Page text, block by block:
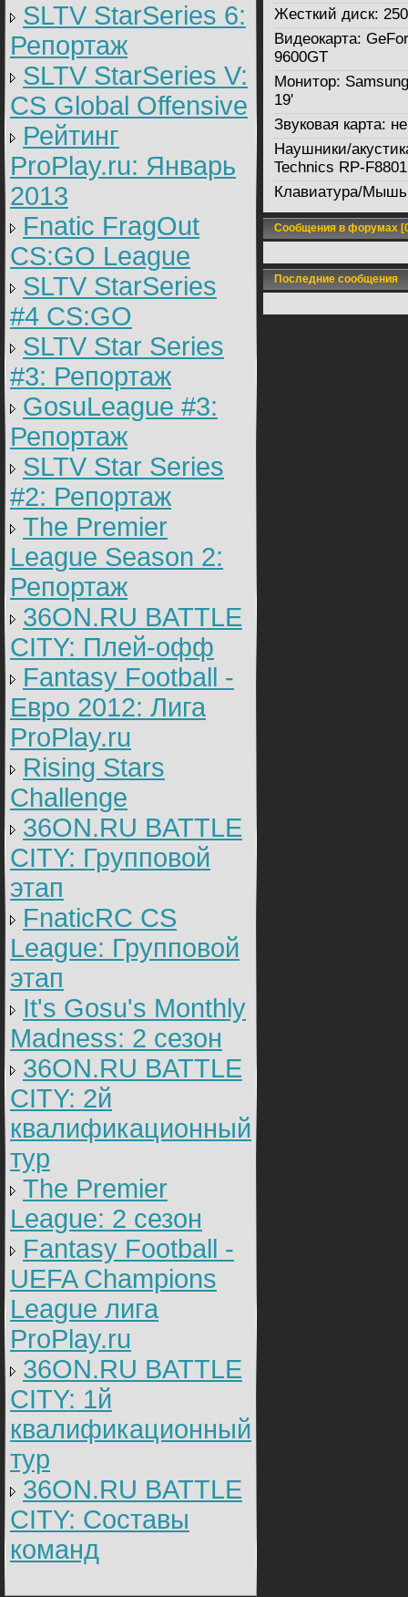
SLTV StarSeries 6:
Репортаж
SLTV StarSeries V:
CS Global Offensive
Рейтинг
ProPlay.ru: Январь
2013
Fnatic FragOut
CS:GO League
SLTV StarSeries
#4 CS:GO
SLTV Star Series
#3: Репортаж
GosuLeague #3:
Репортаж
SLTV Star Series
#2: Репортаж
The Premier
League Season 2:
Репортаж
36ON.RU BATTLE
CITY: Плей-офф
Fantasy Football -
Евро 2012: Лига
ProPlay.ru
Rising Stars
Challenge
36ON.RU BATTLE
CITY: Групповой
этап
FnaticRC CS
League: Групповой
этап
It's Gosu's Monthly
Madness: 2 сезон
36ON.RU BATTLE
CITY: 2й
квалификационный
тур
The Premier
League: 2 cезон
Fantasy Football -
UEFA Champions
League лига
ProPlay.ru
36ON.RU BATTLE
CITY: 1й
квалификационный
тур
36ON.RU BATTLE
CITY: Составы
команд
Жесткий диск:
Видеокарта:
9600GT
Монитор:
19'
Звуковая карта:
Наушники/
Technics RP-F8801
Клавиатура/
Сообщения в форумах
Последние сообщения